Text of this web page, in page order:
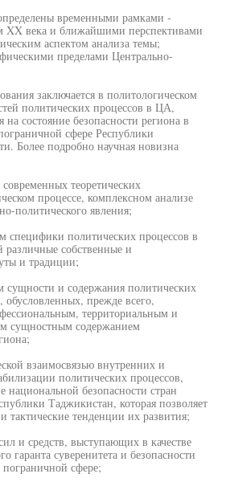
временными рамками -
XX века и ближайшими перспективами
аспектом анализа темы;
пределами Центрально-
заключается в политологическом
политических процессов в ЦА,
состояние безопасности региона в
сфере Республики
Более подробно научная новизна
теоретических
процессе, комплексном анализе
политического явления;
специфики политических процессов в
собственные и
и традиции;
сущности и содержания политических
прежде всего,
территориальным и
сущностным содержанием
взаимосвязью внутренних и
политических процессов,
национальной безопасности стран
Таджикистан, которая позволяет
тактические тенденции их развития;
и средств, выступающих в качестве
гаранта суверенитета и безопасности
сфере;